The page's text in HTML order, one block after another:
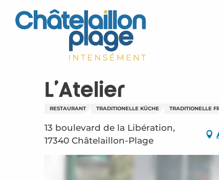
contenu
L'Atelier
RESTAURANT TRADITIONELLE KÜCHE TRADITIONELLE
13 boulevard de la Libération,
17340 Châtelaillon-Plage